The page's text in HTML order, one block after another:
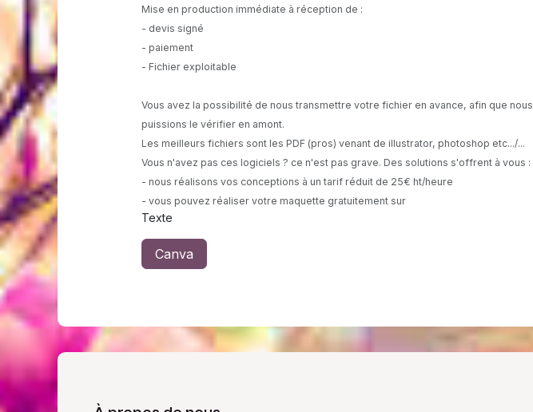
Mise en production immédiate à réception de :
- devis signé
- paiement
- Fichier exploitable
Vous avez la possibilité de nous transmettre votre fichier en avance, afin que nous
puissions le vérifier en amont.
Les meilleurs fichiers sont les PDF (pros) venant de illustrator, photoshop etc.../...
Vous n'avez pas ces logiciels ? ce n'est pas grave. Des solutions s'offrent à vous :
- nous réalisons vos conceptions à un tarif réduit de 25€ ht/heure
- vous pouvez réaliser votre maquette gratuitement sur
Texte
Canva